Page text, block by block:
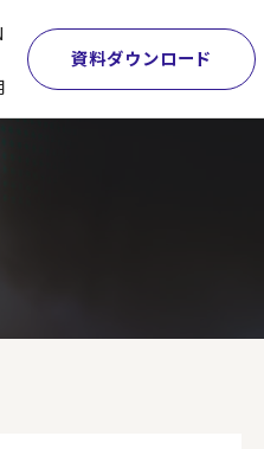
資料ダウンロード
ビジネスプロセスアウト
＆Aへの旅
パートナーシップ